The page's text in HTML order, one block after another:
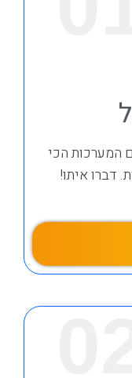
המערכות הכי
דברו איתו!